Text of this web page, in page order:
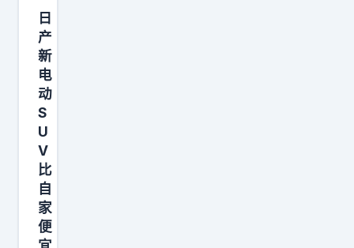
，
经
常
长
途
自
驾
，
追
求
更
m
级
）
七
座
顶
配
，
空
间
拉
！
2
1
万
起
的
长
城
H
1
日
产
新
电
动
S
U
V
比
自
家
便